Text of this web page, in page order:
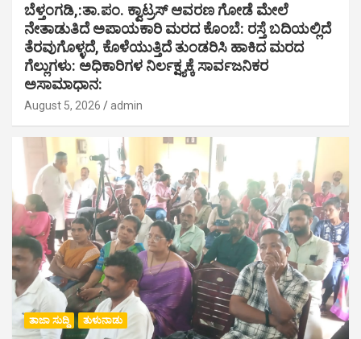
ಬೆಳ್ತಂಗಡಿ,:ತಾ.ಪಂ‌. ಕ್ವಾಟ್ರಸ್ ಆವರಣ ಗೋಡೆ ಮೇಲೆ
ನೇತಾಡುತಿದೆ ಅಪಾಯಕಾರಿ ಮರದ ಕೊಂಬೆ: ರಸ್ತೆ ಬದಿಯಲ್ಲಿದೆ
ತೆರವುಗೊಳ್ಳದೆ, ಕೊಳೆಯುತ್ತಿದೆ ತುಂಡರಿಸಿ ಹಾಕಿದ ಮರದ
ಗೆಲ್ಲುಗಳು: ಅಧಿಕಾರಿಗಳ ನಿರ್ಲಕ್ಷ್ಯಕ್ಕೆ ಸಾರ್ವಜನಿಕರ
ಅಸಾಮಾಧಾನ:
August 5, 2026 admin
ತಾಜಾ ಸುದ್ದಿ ತುಳುನಾಡು